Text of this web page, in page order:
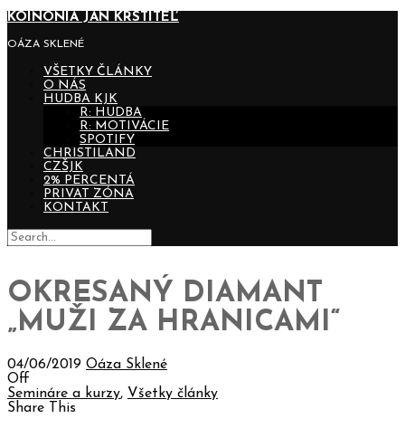
KOINONIA JÁN KRSTITEĽ
OÁZA SKLENÉ
VŠETKY ČLÁNKY
O NÁS
HUDBA KJK
R: HUDBA
R: MOTIVÁCIE
SPOTIFY
CHRISTILAND
CZŠJK
2% PERCENTÁ
PRIVAT ZÓNA
KONTAKT
OKRESANÝ DIAMANT
„MUŽI ZA HRANICAMI“
04/06/2019 Oáza Sklené
Off
Semináre a kurzy, Všetky články
Share This